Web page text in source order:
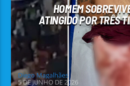
HOMEM
ATINGIDO POR TRÊS
Diego Magalhães
5 DE JUNHO DE 2026